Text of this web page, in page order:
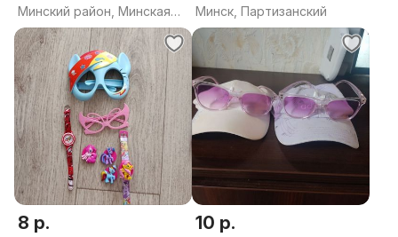
Минский район, Минская
область
Минск, Партизанский
8 р. 10 р.